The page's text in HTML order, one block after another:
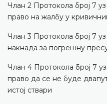
Члан 2 Протокола број 7
право на жалбу у
Члан 3 Протокола број 7
накнада за погрешну
Члан 4 Протокола број 7
право да се не буде
истој ствари